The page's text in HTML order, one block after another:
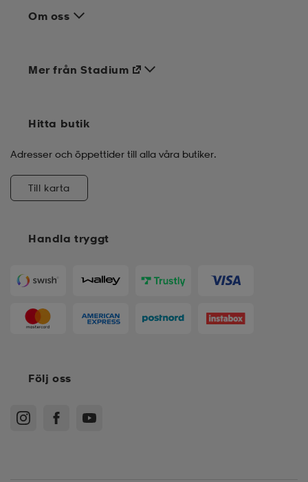
Om oss
Handla tryggt
Mer från Stadium
Hitta butik
Adresser och öppettider till alla våra butiker.
Till karta
Följ oss